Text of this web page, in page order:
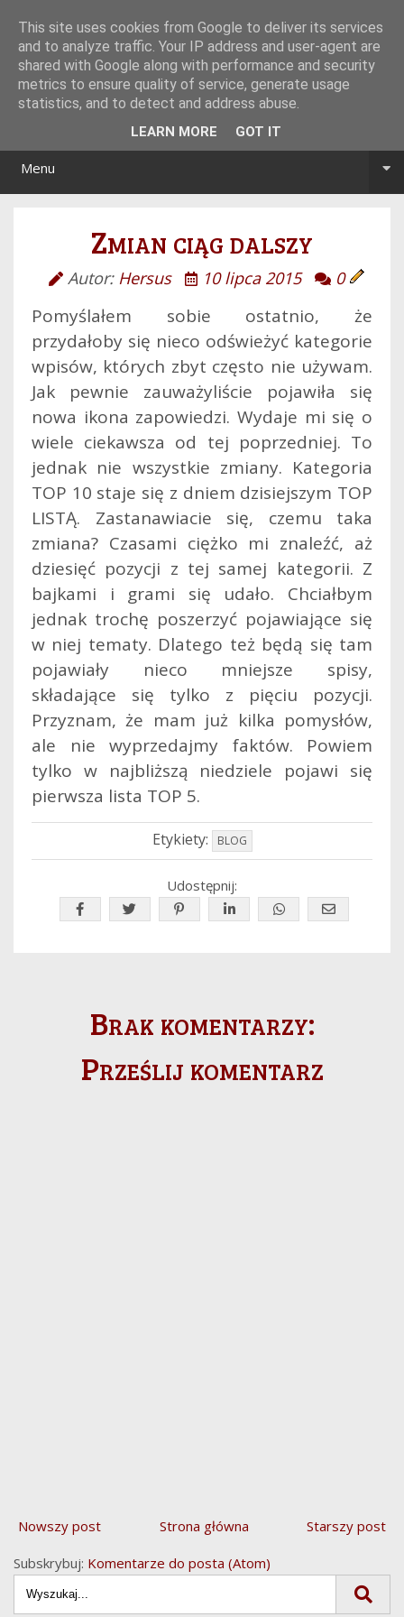
Menu
Zmian ciąg dalszy
Autor: Hersus 10 lipca 2015 0
Pomyślałem sobie ostatnio, że
przydałoby się nieco odświeżyć kategorie
wpisów, których zbyt często nie używam.
Jak pewnie zauważyliście pojawiła się
nowa ikona zapowiedzi. Wydaje mi się o
wiele ciekawsza od tej poprzedniej. To
jednak nie wszystkie zmiany. Kategoria
TOP 10 staje się z dniem dzisiejszym TOP
LISTĄ. Zastanawiacie się, czemu taka
zmiana? Czasami ciężko mi znaleźć, aż
dziesięć pozycji z tej samej kategorii. Z
bajkami i grami się udało. Chciałbym
jednak trochę poszerzyć pojawiające się
w niej tematy. Dlatego też będą się tam
pojawiały nieco mniejsze spisy,
składające się tylko z pięciu pozycji.
Przyznam, że mam już kilka pomysłów,
ale nie wyprzedajmy faktów. Powiem
tylko w najbliższą niedziele pojawi się
pierwsza lista TOP 5.
Etykiety: BLOG
Udostępnij:
Brak komentarzy:
Prześlij komentarz
Nowszy post Starszy post
Strona główna
Subskrybuj: Komentarze do posta (Atom)
This site uses cookies from Google to deliver its services
and to analyze traffic. Your IP address and user-agent are
shared with Google along with performance and security
metrics to ensure quality of service, generate usage
statistics, and to detect and address abuse.
LEARN MORE GOT IT